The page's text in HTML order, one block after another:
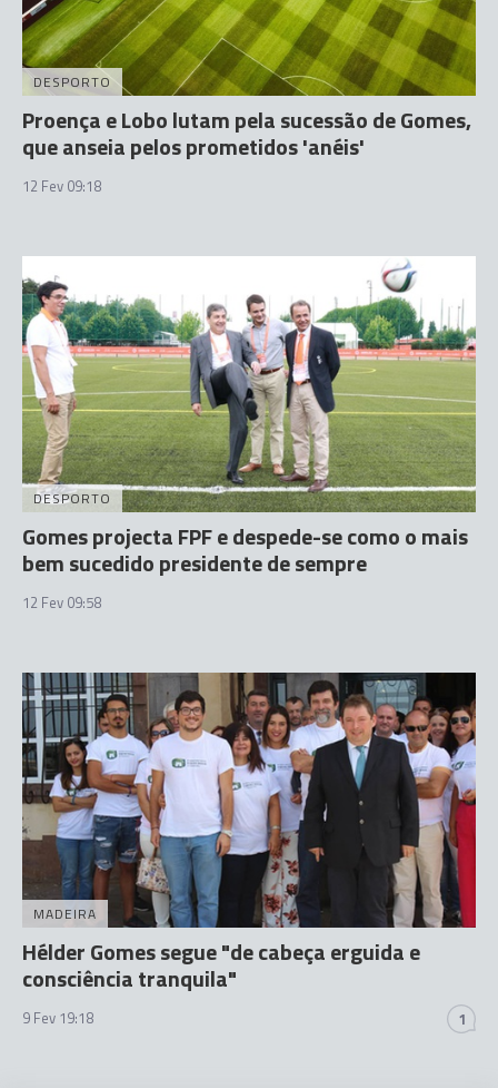
DESPORTO
Proença e Lobo lutam pela sucessão de Gomes,
que anseia pelos prometidos 'anéis'
12 Fev 09:18
DESPORTO
Gomes projecta FPF e despede-se como o mais
bem sucedido presidente de sempre
12 Fev 09:58
MADEIRA
Hélder Gomes segue "de cabeça erguida e
consciência tranquila"
9 Fev 19:18 1